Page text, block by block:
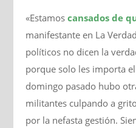
«Estamos cansados de
manifestante en La
políticos no dicen la
porque solo les importa
domingo pasado hubo
militantes culpando a
por la nefasta gestión.